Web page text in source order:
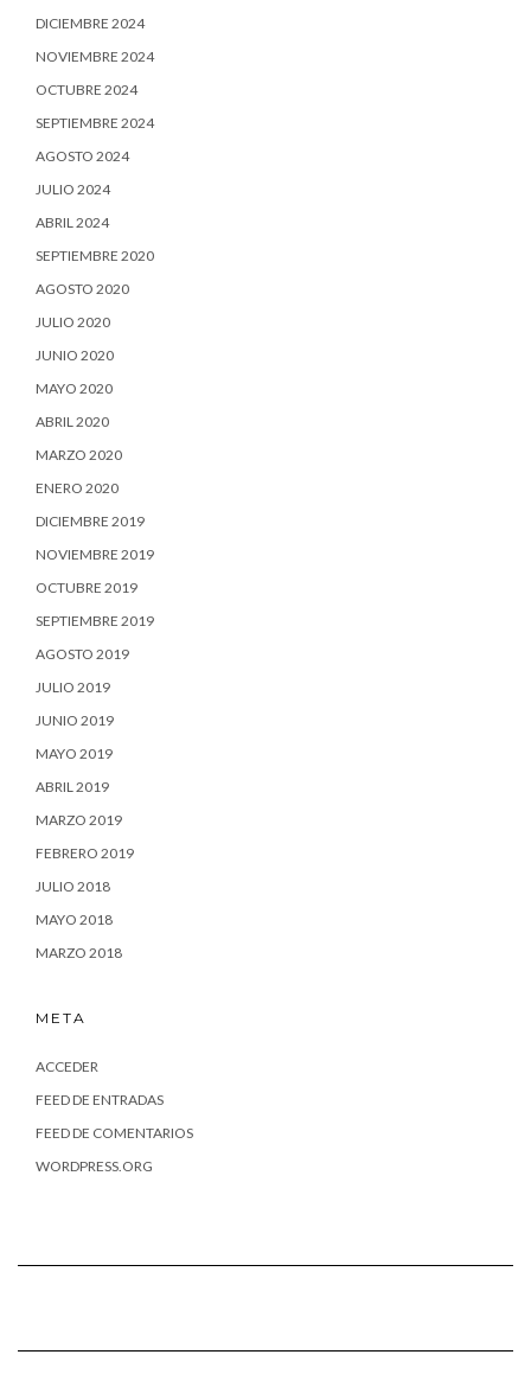
DICIEMBRE 2024
NOVIEMBRE 2024
OCTUBRE 2024
SEPTIEMBRE 2024
AGOSTO 2024
JULIO 2024
ABRIL 2024
SEPTIEMBRE 2020
AGOSTO 2020
JULIO 2020
JUNIO 2020
MAYO 2020
ABRIL 2020
MARZO 2020
ENERO 2020
DICIEMBRE 2019
NOVIEMBRE 2019
OCTUBRE 2019
SEPTIEMBRE 2019
AGOSTO 2019
JULIO 2019
JUNIO 2019
MAYO 2019
ABRIL 2019
MARZO 2019
FEBRERO 2019
JULIO 2018
MAYO 2018
MARZO 2018
META
ACCEDER
FEED DE ENTRADAS
FEED DE COMENTARIOS
WORDPRESS.ORG